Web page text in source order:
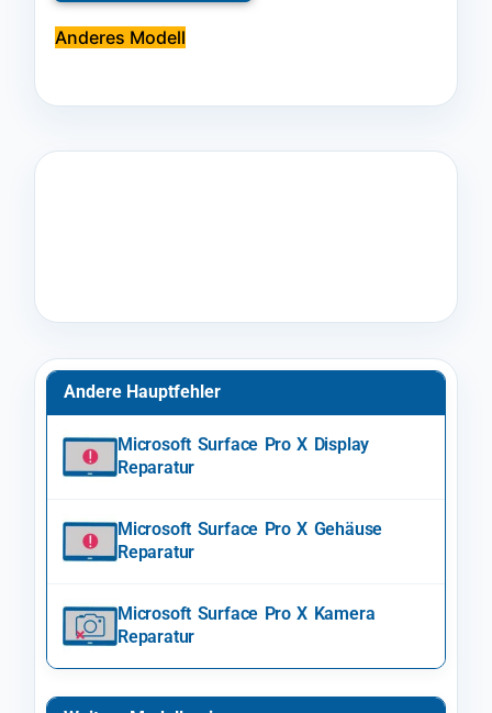
Anderes Modell
Andere Hauptfehler
Microsoft Surface Pro X Display
Reparatur
Microsoft Surface Pro X Gehäuse
Reparatur
Microsoft Surface Pro X Kamera
Reparatur